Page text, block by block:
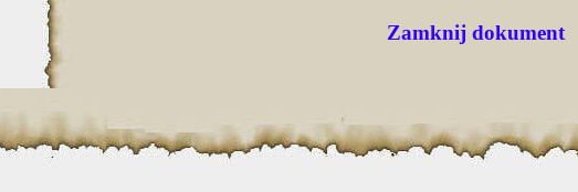
Zamknij dokument